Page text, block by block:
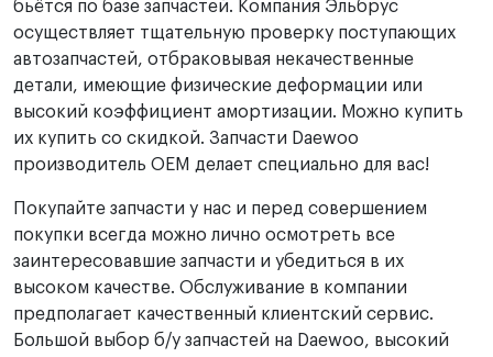
бьётся по базе запчастей. Компания Эльбрус
осуществляет тщательную проверку поступающих
автозапчастей, отбраковывая некачественные
детали, имеющие физические деформации или
высокий коэффициент амортизации. Можно купить
их купить со скидкой. Запчасти Daewoo
производитель OEM делает специально для вас!
Покупайте запчасти у нас и перед совершением
покупки всегда можно лично осмотреть все
заинтересовавшие запчасти и убедиться в их
высоком качестве. Обслуживание в компании
предполагает качественный клиентский сервис.
Большой выбор б/у запчастей на Daewoo, высокий